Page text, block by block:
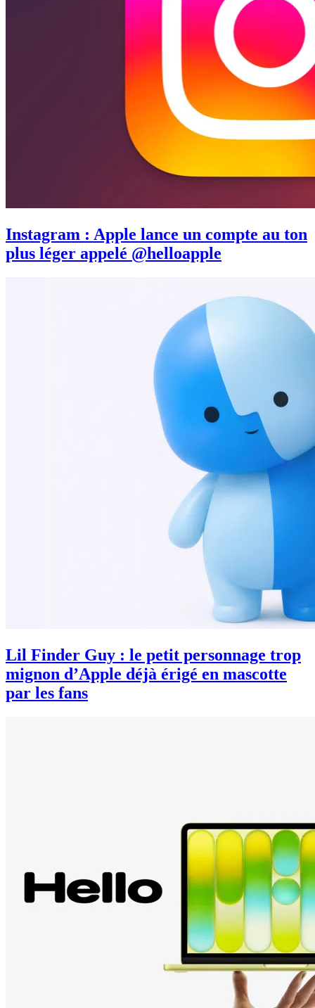
Instagram : Apple lance un compte au ton
plus léger appelé @helloapple
Lil Finder Guy : le petit personnage trop
mignon d’Apple déjà érigé en mascotte
par les fans